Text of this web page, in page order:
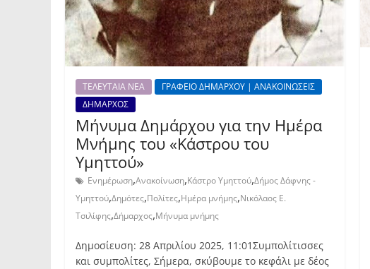
ΤΕΛΕΥΤΑΙΑ ΝΕΑ
ΓΡΑΦΕΙΟ ΔΗΜΑΡΧΟΥ | ΑΝΑΚΟΙΝΩΣΕΙΣ
ΔΗΜΑΡΧΟΣ
Μήνυμα Δημάρχου για την Ημέρα
Μνήμης του «Κάστρου του
Υμηττού»
Ενημέρωση,Ανακοίνωση,Κάστρο Υμηττού,Δήμος Δάφνης -
Υμηττού,Δημότες,Πολίτες,Ημέρα μνήμης,Νικόλαος Ε.
Τσιλίφης,Δήμαρχος,Μήνυμα μνήμης
Δημοσίευση: 28 Απριλίου 2025, 11:01Συμπολίτισσες
και συμπολίτες, Σήμερα, σκύβουμε το κεφάλι με δέος